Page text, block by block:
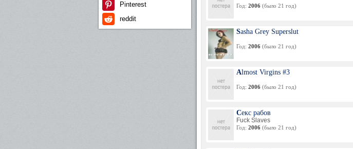
Pinterest
reddit
Год: 2006 (было 21 год)
Sasha Grey Superslut
Год: 2006 (было 21 год)
Almost Virgins #3
Год: 2006 (было 21 год)
Секс рабов
Fuck Slaves
Год: 2006 (было 21 год)